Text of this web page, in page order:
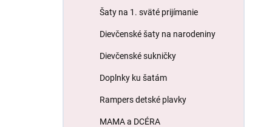
Šaty na 1. sväté prijímanie
Dievčenské šaty na narodeniny
Dievčenské sukničky
Doplnky ku šatám
Rampers detské plavky
MAMA a DCÉRA